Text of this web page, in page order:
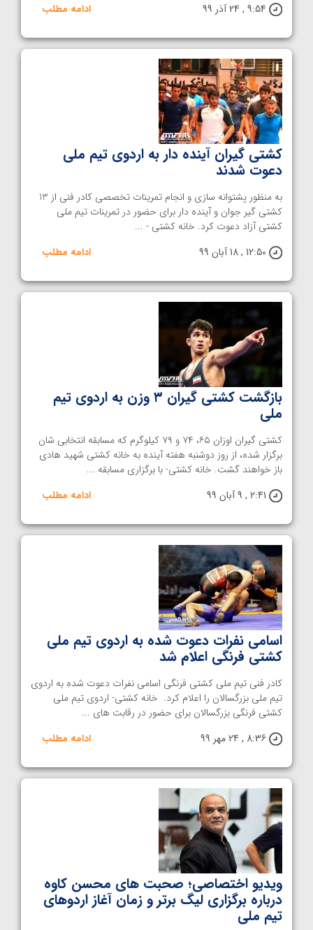
9:54 , 24 آذر 99
ادامه مطلب
کشتی گیران آینده دار به اردوی تیم ملی
دعوت شدند
به منظور پشتوانه سازی و انجام تمرینات تخصصی کادر فنی از 13
کشتی گیر جوان و آینده دار برای حضور در تمرینات تیم ملی
کشتی آزاد دعوت کرد. خانه کشتی - ...
12:50 , 18 آبان 99
ادامه مطلب
بازگشت کشتی ‌گیران ۳ وزن به اردوی تیم
ملی
کشتی‌ گیران اوزان ۶۵، ۷۴ و ۷۹ کیلوگرم که مسابقه انتخابی‌ شان
برگزار شده، از روز دوشنبه هفته آینده به خانه کشتی شهید هادی
باز خواهند گشت. خانه کشتی- با برگزاری مسابقه ...
2:41 , 9 آبان 99
ادامه مطلب
اسامی نفرات دعوت شده به اردوی تیم ملی
کشتی فرنگی اعلام شد
کادر فنی تیم ملی کشتی فرنگی اسامی نفرات دعوت شده به اردوی
تیم ملی بزرگسالان را اعلام کرد. خانه کشتی- اردوی تیم ملی
کشتی فرنگی بزرگسالان برای حضور در رقابت های ...
8:36 , 24 مهر 99
ادامه مطلب
ویدیو اختصاصی؛ صحبت های محسن کاوه
درباره برگزاری لیگ برتر و زمان آغاز اردوهای
تیم ملی